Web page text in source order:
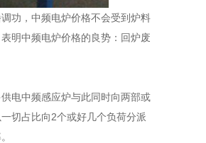
功，中频电炉价格不会受到炉料
明中频电炉价格的良势：回炉废
电中频感应炉与此同时向两部或
切占比向2个或好几个负荷分派